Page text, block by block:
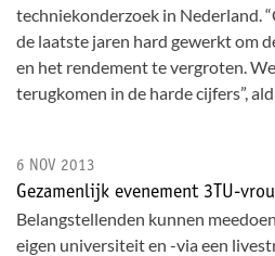
techniekonderzoek in Nederland.
de laatste jaren hard gewerkt om
en het rendement te vergroten.
terugkomen in de harde cijfers”,
6 NOV 2013
Gezamenlijk evenement 3TU-
Belangstellenden kunnen
eigen universiteit en -via een